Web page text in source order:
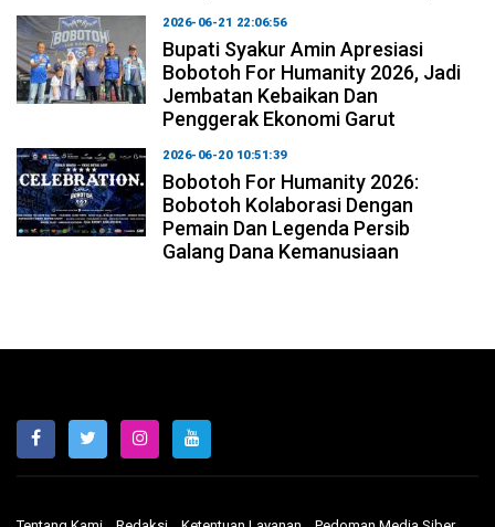
2026-06-21 22:06:56
Bupati Syakur Amin Apresiasi
Bobotoh For Humanity 2026, Jadi
Jembatan Kebaikan Dan
Penggerak Ekonomi Garut
2026-06-20 10:51:39
Bobotoh For Humanity 2026:
Bobotoh Kolaborasi Dengan
Pemain Dan Legenda Persib
Galang Dana Kemanusiaan